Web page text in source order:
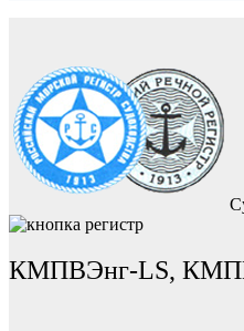
КМПВЭнг-LS,